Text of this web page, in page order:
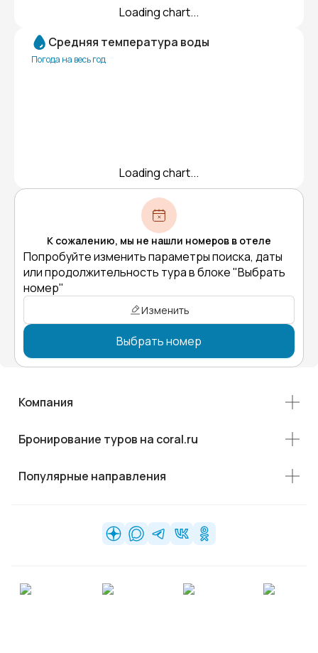
Loading chart...
Средняя температура воды
Погода на весь год
Loading chart...
К сожалению, мы не нашли номеров в отеле
Попробуйте изменить параметры поиска, даты
или продолжительность тура в блоке "Выбрать
номер"
Изменить
Выбрать номер
Компания
Бронирование туров на coral.ru
Популярные направления